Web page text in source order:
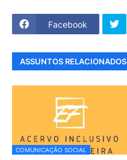
Facebook
ASSUNTOS RELACIONADOS
COMUNICAÇÃO SOCIAL